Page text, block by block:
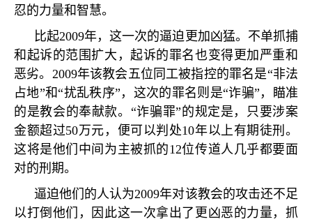
忍的力量和智慧。
比起2009年，这一次的逼迫更加凶猛。不单抓捕
和起诉的范围扩大，起诉的罪名也变得更加严重和
恶劣。 2009年该教会五位同工被指控的罪名是“非法
占地”和“扰乱秩序” ，这次的罪名则是“诈骗” ，瞄准
的是教会的奉献款。 “诈骗罪” 的规定是，只要涉案
金额超过50万元，便可以判处10年以上有期徒刑。
这将是他们中间为主被抓的12位传道人几乎都要面
对的刑期。
逼迫他们的人认为2009年对该教会的攻击还不足
以打倒他们，因此这一次拿出了更凶恶的力量，抓